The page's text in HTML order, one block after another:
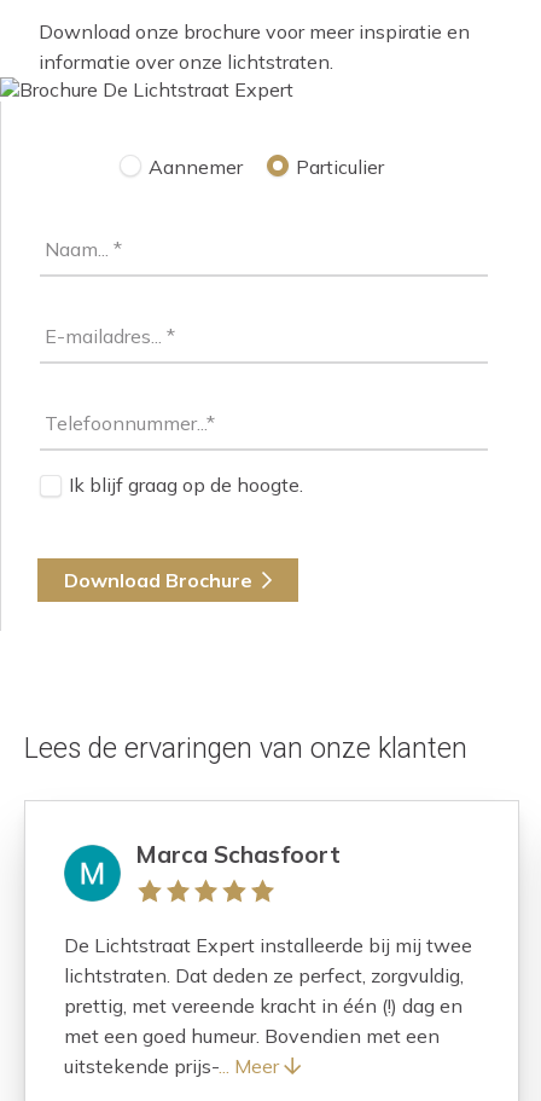
Download onze brochure voor meer inspiratie en
informatie over onze lichtstraten.
Aannemer Particulier
Ik blijf graag op de hoogte.
Download Brochure
Lees de ervaringen van onze klanten
Marca Schasfoort
De Lichtstraat Expert installeerde bij mij twee
lichtstraten. Dat deden ze perfect, zorgvuldig,
prettig, met vereende kracht in één (!) dag en
met een goed humeur. Bovendien met een
uitstekende prijs- ... Meer